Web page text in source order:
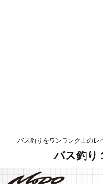
バス釣りをワンランク上のレ
バス釣り